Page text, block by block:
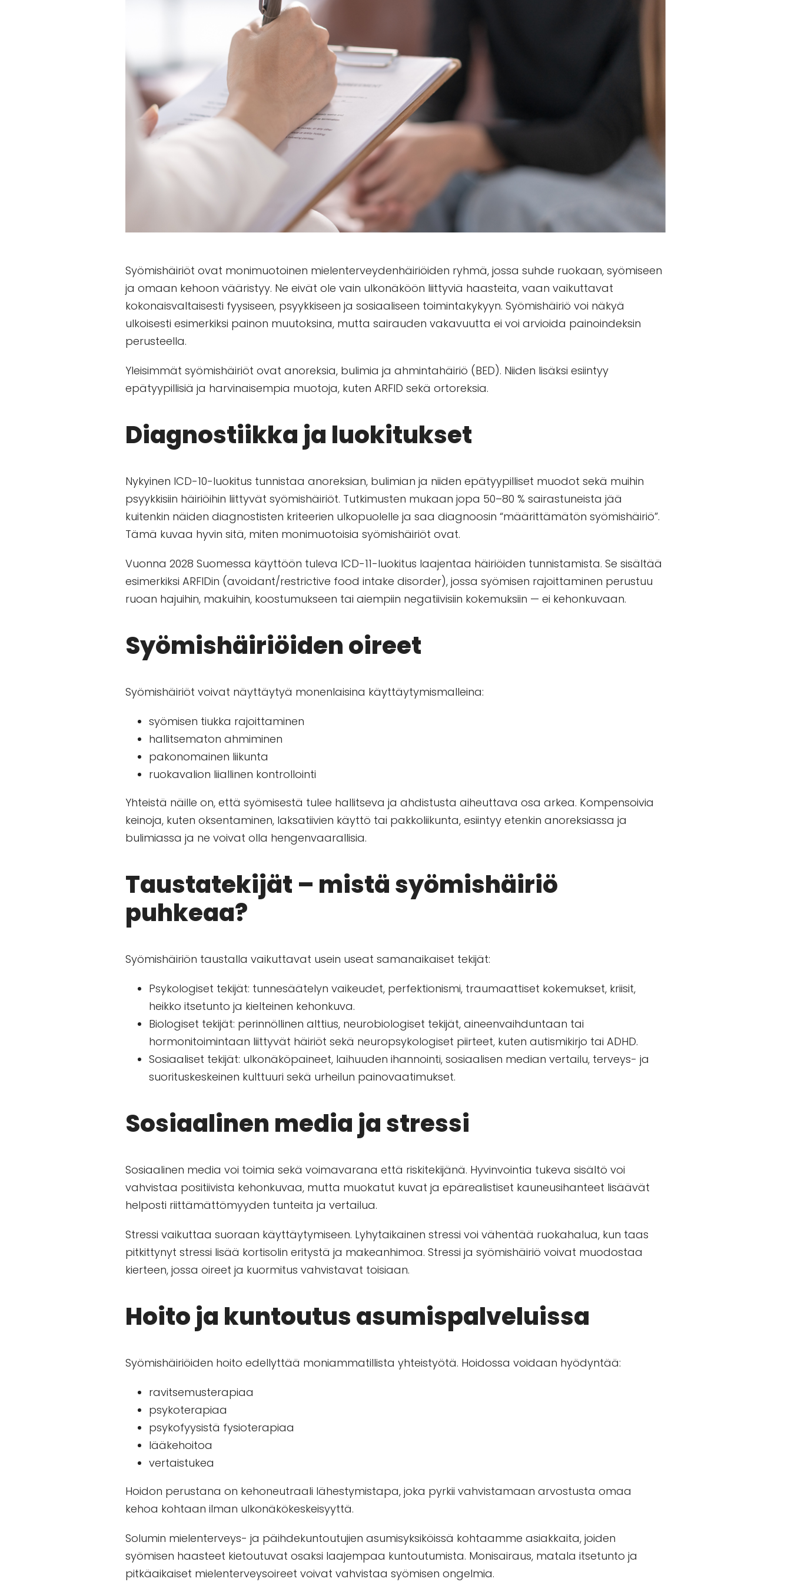
Syömishäiriöt ovat monimuotoinen mielenterveydenhäiriöiden ryhmä, jossa suhde ruokaan, syömiseen
ja omaan kehoon vääristyy. Ne eivät ole vain ulkonäköön liittyviä haasteita, vaan vaikuttavat
kokonaisvaltaisesti fyysiseen, psyykkiseen ja sosiaaliseen toimintakykyyn. Syömishäiriö voi näkyä
ulkoisesti esimerkiksi painon muutoksina, mutta sairauden vakavuutta ei voi arvioida painoindeksin
perusteella.
Yleisimmät syömishäiriöt ovat anoreksia, bulimia ja ahmintahäiriö (BED). Niiden lisäksi esiintyy
epätyypillisiä ja harvinaisempia muotoja, kuten ARFID sekä ortoreksia.
Diagnostiikka ja luokitukset
Nykyinen ICD-10-luokitus tunnistaa anoreksian, bulimian ja niiden epätyypilliset muodot sekä muihin
psyykkisiin häiriöihin liittyvät syömishäiriöt. Tutkimusten mukaan jopa 50–80 % sairastuneista jää
kuitenkin näiden diagnostisten kriteerien ulkopuolelle ja saa diagnoosin “määrittämätön syömishäiriö”.
Tämä kuvaa hyvin sitä, miten monimuotoisia syömishäiriöt ovat.
Vuonna 2028 Suomessa käyttöön tuleva ICD-11-luokitus laajentaa häiriöiden tunnistamista. Se sisältää
esimerkiksi ARFIDin (avoidant/restrictive food intake disorder), jossa syömisen rajoittaminen perustuu
ruoan hajuihin, makuihin, koostumukseen tai aiempiin negatiivisiin kokemuksiin — ei kehonkuvaan.
Syömishäiriöiden oireet
Syömishäiriöt voivat näyttäytyä monenlaisina käyttäytymismalleina:
syömisen tiukka rajoittaminen
hallitsematon ahmiminen
pakonomainen liikunta
ruokavalion liiallinen kontrollointi
Yhteistä näille on, että syömisestä tulee hallitseva ja ahdistusta aiheuttava osa arkea. Kompensoivia
keinoja, kuten oksentaminen, laksatiivien käyttö tai pakkoliikunta, esiintyy etenkin anoreksiassa ja
bulimiassa ja ne voivat olla hengenvaarallisia.
Taustatekijät – mistä syömishäiriö
puhkeaa?
Syömishäiriön taustalla vaikuttavat usein useat samanaikaiset tekijät:
Psykologiset tekijät: tunnesäätelyn vaikeudet, perfektionismi, traumaattiset kokemukset, kriisit,
heikko itsetunto ja kielteinen kehonkuva.
Biologiset tekijät: perinnöllinen alttius, neurobiologiset tekijät, aineenvaihduntaan tai
hormonitoimintaan liittyvät häiriöt sekä neuropsykologiset piirteet, kuten autismikirjo tai ADHD.
Sosiaaliset tekijät: ulkonäköpaineet, laihuuden ihannointi, sosiaalisen median vertailu, terveys- ja
suorituskeskeinen kulttuuri sekä urheilun painovaatimukset.
Sosiaalinen media ja stressi
Sosiaalinen media voi toimia sekä voimavarana että riskitekijänä. Hyvinvointia tukeva sisältö voi
vahvistaa positiivista kehonkuvaa, mutta muokatut kuvat ja epärealistiset kauneusihanteet lisäävät
helposti riittämättömyyden tunteita ja vertailua.
Stressi vaikuttaa suoraan käyttäytymiseen. Lyhytaikainen stressi voi vähentää ruokahalua, kun taas
pitkittynyt stressi lisää kortisolin eritystä ja makeanhimoa. Stressi ja syömishäiriö voivat muodostaa
kierteen, jossa oireet ja kuormitus vahvistavat toisiaan.
Hoito ja kuntoutus asumispalveluissa
Syömishäiriöiden hoito edellyttää moniammatillista yhteistyötä. Hoidossa voidaan hyödyntää:
ravitsemusterapiaa
psykoterapiaa
psykofyysistä fysioterapiaa
lääkehoitoa
vertaistukea
Hoidon perustana on kehoneutraali lähestymistapa, joka pyrkii vahvistamaan arvostusta omaa
kehoa kohtaan ilman ulkonäkökeskeisyyttä.
Solumin mielenterveys- ja päihdekuntoutujien asumisyksiköissä kohtaamme asiakkaita, joiden
syömisen haasteet kietoutuvat osaksi laajempaa kuntoutumista. Monisairaus, matala itsetunto ja
pitkäaikaiset mielenterveysoireet voivat vahvistaa syömisen ongelmia.